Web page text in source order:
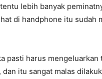
lebih banyak
di handphone itu sudah
pasti harus
itu sangat malas